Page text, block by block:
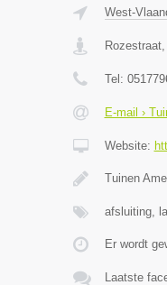
West-
Tel:
E-mail ›
Website:
Tuinen
afsluiting,
Er wordt
Laatste